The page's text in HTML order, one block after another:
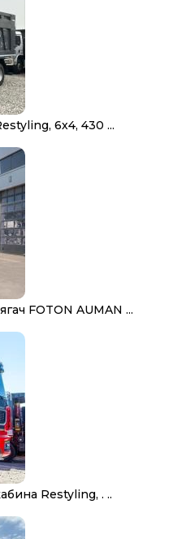
6х4, 430 ...
FOTON AUMAN ...
Restyling, . ..